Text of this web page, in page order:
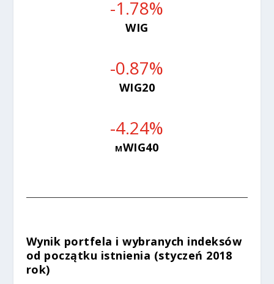
-1.78%
WIG
-0.87%
WIG20
-4.24%
mWIG40
Wynik portfela i wybranych indeksów
od początku istnienia (styczeń 2018
rok)